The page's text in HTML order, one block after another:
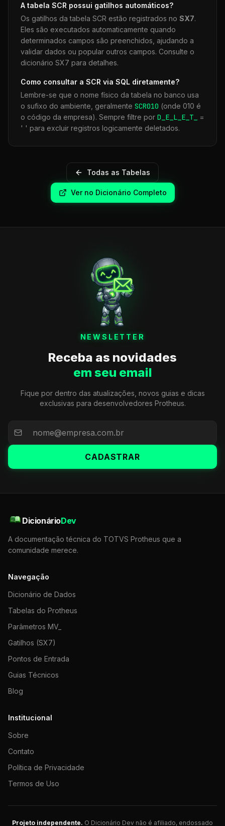
A tabela SCR possui gatilhos automáticos?
Os gatilhos da tabela SCR estão registrados no SX7.
Eles são executados automaticamente quando
determinados campos são preenchidos, ajudando a
validar dados ou popular outros campos. Consulte o
dicionário SX7 para detalhes.
Como consultar a SCR via SQL diretamente?
Lembre-se que o nome físico da tabela no banco usa
o sufixo do ambiente, geralmente SCR010 (onde 010 é
o código da empresa). Sempre filtre por D_E_L_E_T_
=
' ' para excluir registros logicamente deletados.
Todas as Tabelas
Ver no Dicionário Completo
NEWSLETTER
Receba as novidades
em seu email
Fique por dentro das atualizações, novos guias e dicas
exclusivas para desenvolvedores Protheus.
CADASTRAR
DicionárioDev
A documentação técnica do TOTVS Protheus que a
comunidade merece.
Navegação
Dicionário de Dados
Tabelas do Protheus
Parâmetros MV_
Gatilhos (SX7)
Pontos de Entrada
Guias Técnicos
Blog
Institucional
Sobre
Contato
Política de Privacidade
Termos de Uso
Projeto independente. O Dicionário Dev não é afiliado, endossado